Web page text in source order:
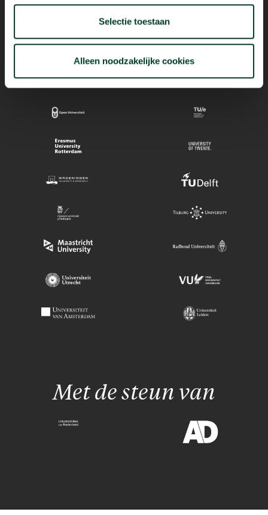
Selectie toestaan
Alleen noodzakelijke cookies
Mogelijk dankzij
Met de steun van